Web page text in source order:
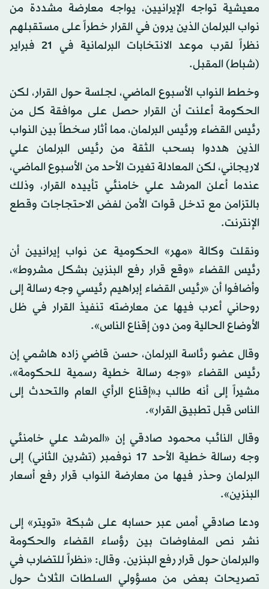
معيشية تواجه الإيرانيين، يواجه معارضة مشددة من
نواب البرلمان الذين يرون في القرار خطراً على مستقبلهم
نظراً لقرب موعد الانتخابات البرلمانية في 21 فبراير
(شباط) المقبل.
وخطط النواب الأسبوع الماضي، لجلسة حول القرار، لكن
الحكومة أعلنت أن القرار حصل على موافقة كل من
رئيس القضاء ورئيس البرلمان، مما أثار سخطاً بين النواب
الذين هددوا بسحب الثقة من رئيس البرلمان علي
لاريجاني، لكن المعادلة تغيرت الأحد من الأسبوع الماضي،
عندما أعلن المرشد علي خامنئي تأييده القرار، وذلك
بالتزامن مع تدخل قوات الأمن لفض الاحتجاجات وقطع
الإنترنت.
ونقلت وكالة «مهر» الحكومية عن نواب إيرانيين أن
رئيس القضاء «وقع قرار رفع البنزين بشكل مشروط»،
وأضافوا أن «رئيس القضاء إبراهيم رئيسي وجه رسالة إلى
روحاني أعرب فيها عن معارضته تنفيذ القرار في ظل
الأوضاع الحالية ومن دون إقناع الناس».
وقال عضو رئاسة البرلمان، حسن قاضي زاده هاشمي إن
رئيس القضاء «وجه رسالة خطية رسمية للحكومة»،
مشيراً إلى أنه طالب بـ«إقناع الرأي العام والتحدث إلى
الناس قبل تطبيق القرار».
وقال النائب محمود صادقي إن «المرشد علي خامنئي
وجه رسالة خطية الأحد 17 نوفمبر (تشرين الثاني) إلى
البرلمان وحذر فيها من معارضة النواب قرار رفع أسعار
البنزين».
ودعا صادقي أمس عبر حسابه على شبكة «تويتر» إلى
نشر نص المفاوضات بين رؤساء القضاء والحكومة
والبرلمان حول قرار رفع البنزين. وقال: «نظراً للتضارب في
تصريحات بعض من مسؤولي السلطات الثلاث حول